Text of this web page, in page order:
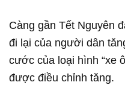
Càng gần Tết Nguyên
đi lại của người dân
cước của loại hình “xe
được điều chỉnh tăng.